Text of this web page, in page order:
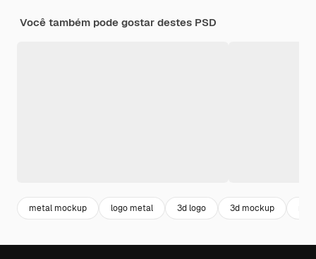
Você também pode gostar destes PSD
metal mockup logo metal 3d logo 3d mockup